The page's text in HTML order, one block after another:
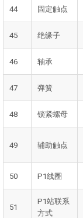
44 固定触点
45 绝缘子
46 轴承
47 弹簧
48 锁紧螺母
49 辅助触点
50 P1线圈
51
P1站联系
方式